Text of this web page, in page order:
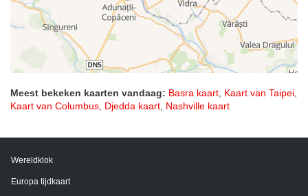
Meest bekeken kaarten vandaag: Basra kaart, Kaart van Taipei,
Kaart van Columbus, Djedda kaart, Nashville kaart
Wereldklok
Europa tijdkaart